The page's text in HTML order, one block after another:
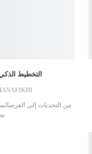
التخطيط
من التحديات إلى